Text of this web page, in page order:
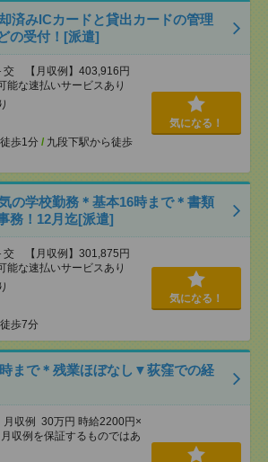
済みICカードと貸出カードの管理
の受付！[派遣]
交 【月収例】403,916円
な速払いサービスあり
歩1分 / 九段下駅から徒歩
気になる！
の学校勤務＊基本16時まで＊書類
務！12月迄[派遣]
交 【月収例】301,875円
な速払いサービスあり
歩7分
気になる！
まで＊残業ほぼなし▼荻窪での経
収例 30万円 時給2200円×
収例を保証するものではあ